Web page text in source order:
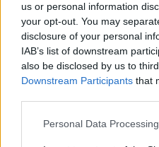
us or personal information
your opt-out. You may
disclosure of your personal
IAB’s list of downstream
also be disclosed by us to
Downstream Participants that
Please note that this website/
Personal Data
Baines kapitány –